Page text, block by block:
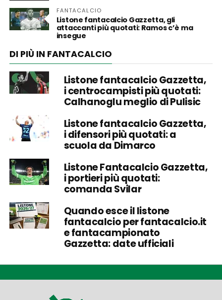
FANTACALCIO
Listone fantacalcio Gazzetta, gli
attaccanti più quotati: Ramos c’è ma
insegue
DI PIÙ IN FANTACALCIO
Listone fantacalcio Gazzetta,
i centrocampisti più quotati:
Calhanoglu meglio di Pulisic
Listone fantacalcio Gazzetta,
i difensori più quotati: a
scuola da Dimarco
Listone Fantacalcio Gazzetta,
i portieri più quotati:
comanda Svilar
Quando esce il listone
fantacalcio per fantacalcio.it
e fantacampionato
Gazzetta: date ufficiali